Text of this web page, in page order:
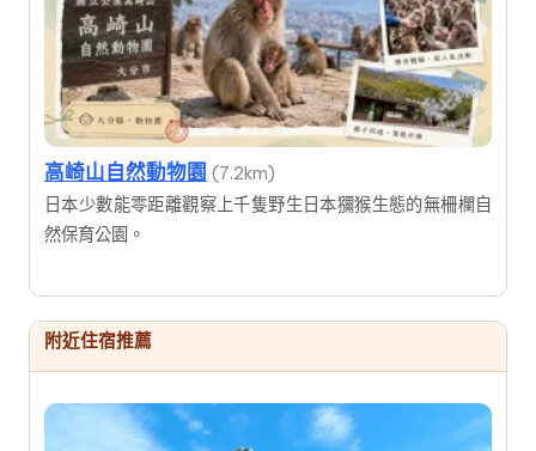
高崎山自然動物園 (7.2km)
日本少數能零距離觀察上千隻野生日本獼猴生態的無柵欄自
然保育公園。
附近住宿推薦